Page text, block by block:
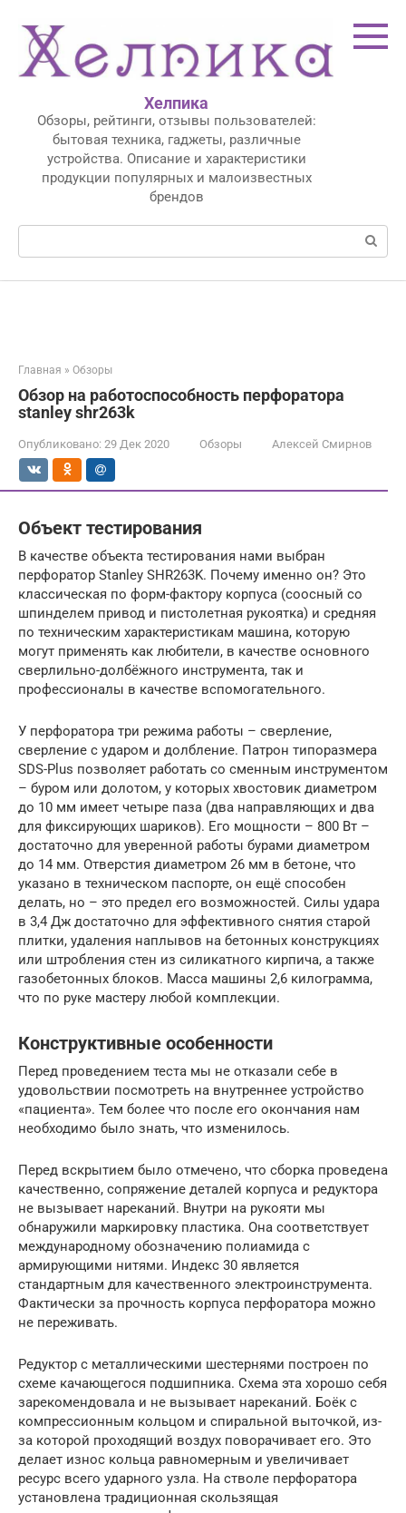
контенту
Хелпика
Обзоры, рейтинги, отзывы пользователей:
бытовая техника, гаджеты, различные
устройства. Описание и характеристики
продукции популярных и малоизвестных
брендов
Поиск:
Главная » Обзоры
Обзор на работоспособность перфоратора
stanley shr263k
Опубликовано: 29 Дек 2020 Обзоры Алексей Смирнов
Объект тестирования
В качестве объекта тестирования нами выбран
перфоратор Stanley SHR263K. Почему именно он? Это
классическая по форм-фактору корпуса (соосный со
шпинделем привод и пистолетная рукоятка) и средняя
по техническим характеристикам машина, которую
могут применять как любители, в качестве основного
сверлильно-долбёжного инструмента, так и
профессионалы в качестве вспомогательного.
У перфоратора три режима работы – сверление,
сверление с ударом и долбление. Патрон типоразмера
SDS-Plus позволяет работать со сменным инструментом
– буром или долотом, у которых хвостовик диаметром
до 10 мм имеет четыре паза (два направляющих и два
для фиксирующих шариков). Его мощности – 800 Вт –
достаточно для уверенной работы бурами диаметром
до 14 мм. Отверстия диаметром 26 мм в бетоне, что
указано в техническом паспорте, он ещё способен
делать, но – это предел его возможностей. Силы удара
в 3,4 Дж достаточно для эффективного снятия старой
плитки, удаления наплывов на бетонных конструкциях
или штробления стен из силикатного кирпича, а также
газобетонных блоков. Масса машины 2,6 килограмма,
что по руке мастеру любой комплекции.
Конструктивные особенности
Перед проведением теста мы не отказали себе в
удовольствии посмотреть на внутреннее устройство
«пациента». Тем более что после его окончания нам
необходимо было знать, что изменилось.
Перед вскрытием было отмечено, что сборка проведена
качественно, сопряжение деталей корпуса и редуктора
не вызывает нареканий. Внутри на рукояти мы
обнаружили маркировку пластика. Она соответствует
международному обозначению полиамида с
армирующими нитями. Индекс 30 является
стандартным для качественного электроинструмента.
Фактически за прочность корпуса перфоратора можно
не переживать.
Редуктор с металлическими шестернями построен по
схеме качающегося подшипника. Схема эта хорошо себя
зарекомендовала и не вызывает нареканий. Боёк с
компрессионным кольцом и спиральной выточкой, из-
за которой проходящий воздух поворачивает его. Это
делает износ кольца равномерным и увеличивает
ресурс всего ударного узла. На стволе перфоратора
установлена традиционная скользящая